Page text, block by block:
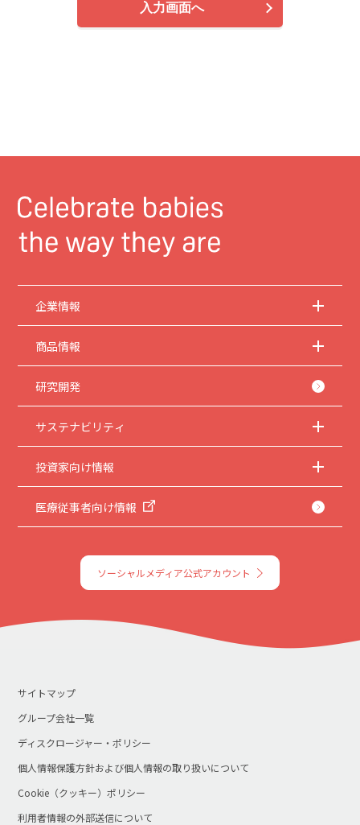
入力画面へ
企業情報
商品情報
研究開発
サステナビリティ
投資家向け情報
医療従事者向け情報
ソーシャルメディア公式アカウント
サイトマップ
グループ会社一覧
ディスクロージャー・ポリシー
個人情報保護方針および個人情報の取り扱いについて
Cookie（クッキー）ポリシー
利用者情報の外部送信について